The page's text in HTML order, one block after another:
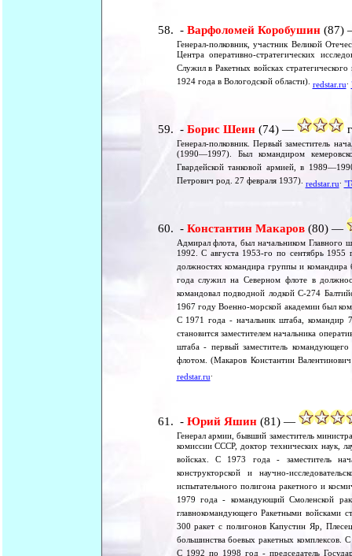
- Варфоломей Коробушин (87)
Генерал-полковник, участник Великой
Центра оперативно-стратегических
Служил в Ракетных войсках
1924 года в Вологодской области). redstar.ru.
- Борис Шеин (74) —
Генерал-полковник. Первый заместитель
(1990—1997). Был командиром
Гвардейской танковой армией, в
Петрович род. 27 февраля 1937). redstar.ru.
- Константин Макаров (80) —
Адмирал флота, был начальником
1992. С августа 1953-го по сентябрь
должностях командира группы и
года служил на Северном флоте в
командовал подводной лодкой С-274
1967 году Военно-морской академии был
С 1971 года - начальник штаба, командир
становится заместителем начальника
штаба - первый заместитель
флотом. (Макаров Константин
redstar.ru.
- Юрий Яшин (81) —
Генерал армии, бывший заместитель
комиссии СССР, доктор технических наук,
войсках. С 1973 года - заместитель
конструкторской и научно-
испытательного полигона ракетного и
1979 года - командующий Смоленской
главнокомандующего Ракетными войсками
300 ракет с полигонов Капустин Яр,
большинства боевых ракетных комплексов.